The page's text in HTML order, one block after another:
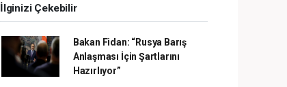
İlginizi Çekebilir
Bakan Fidan: “Rusya Barış
Anlaşması İçin Şartlarını
Hazırlıyor”